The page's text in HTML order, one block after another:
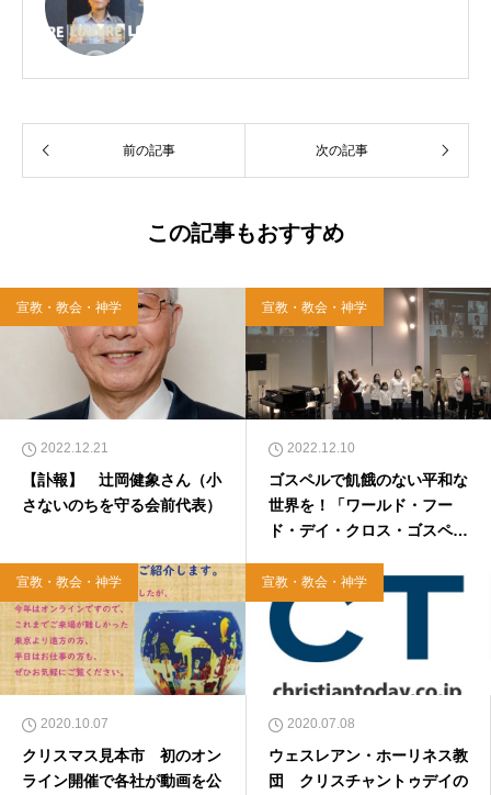
前の記事 次の記事
この記事もおすすめ
宣教・教会・神学
2022.12.21
【訃報】 辻岡健象さん（小
さないのちを守る会前代表）
宣教・教会・神学
2022.12.10
ゴスペルで飢餓のない平和な
世界を！「ワールド・フー
ド・デイ・クロス・ゴスペ
宣教・教会・神学
2020.10.07
クリスマス見本市 初のオン
ライン開催で各社が動画を公
宣教・教会・神学
2020.07.08
ウェスレアン・ホーリネス教
団 クリスチャントゥデイの